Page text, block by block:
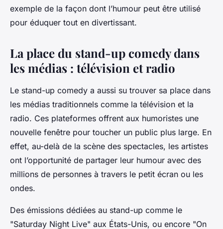
exemple de la façon dont l’humour peut être utilisé
pour éduquer tout en divertissant.
La place du stand-up comedy dans
les médias : télévision et radio
Le stand-up comedy a aussi su trouver sa place dans
les médias traditionnels comme la télévision et la
radio. Ces plateformes offrent aux humoristes une
nouvelle fenêtre pour toucher un public plus large. En
effet, au-delà de la scène des spectacles, les artistes
ont l’opportunité de partager leur humour avec des
millions de personnes à travers le petit écran ou les
ondes.
Des émissions dédiées au stand-up comme le
"Saturday Night Live" aux États-Unis, ou encore "On